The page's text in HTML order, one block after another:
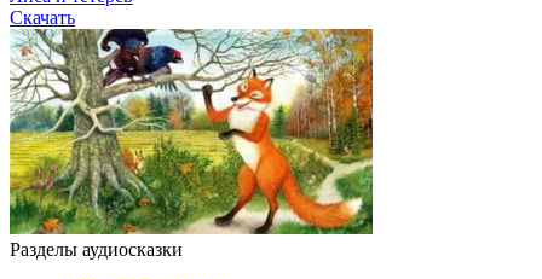
Скачать
Разделы аудиосказки